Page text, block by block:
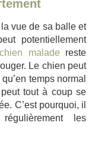
vue de sa balle et
potentiellement
chien malade reste
Le chien peut
temps normal
tout à coup se
C’est pourquoi, il
les